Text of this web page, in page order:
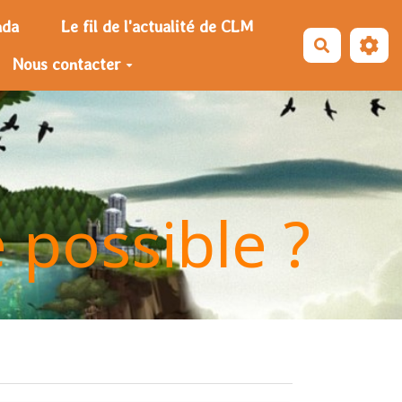
Le fil de l'actualité de CLM
Nous contacter
possible ?